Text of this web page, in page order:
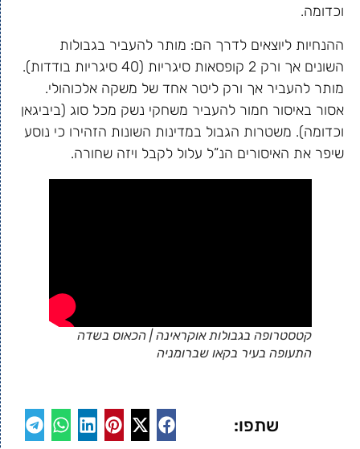
וכדומה.
ההנחיות ליוצאים לדרך הם: מותר להעביר בגבולות
השונים אך ורק 2 קופסאות סיגריות (40 סיגריות בודדות).
מותר להעביר אך ורק ליטר אחד של משקה אלכוהולי.
אסור באיסור חמור להעביר משחקי נשק מכל סוג (ביביגאן
וכדומה). משטרות הגבול במדינות השונות הזהירו כי נוסע
שיפר את האיסורים הנ”ל עלול לקבל ויזה שחורה.
קטסטרופה בגבולות אוקראינה | הכאוס בשדה
התעופה בעיר בקאו שברומניה
שתפו: